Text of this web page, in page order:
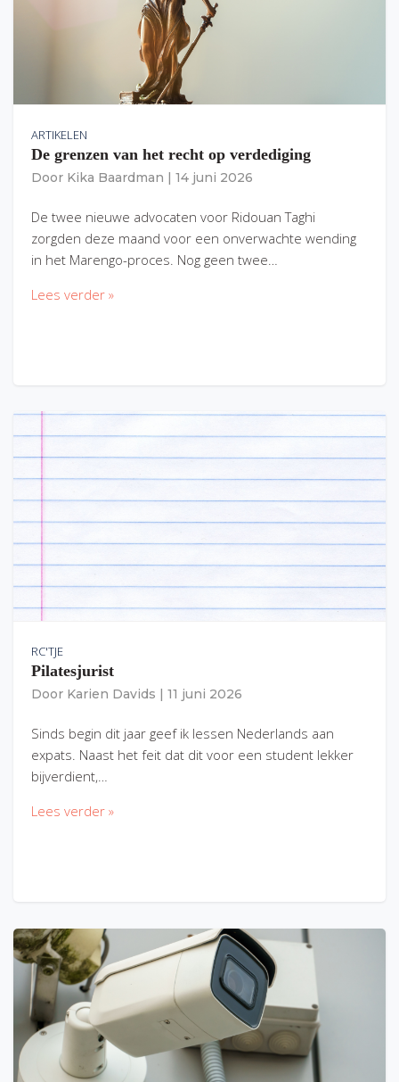
ARTIKELEN
De grenzen van het recht op verdediging
Door Kika Baardman 14 juni 2026
De twee nieuwe advocaten voor Ridouan Taghi
zorgden deze maand voor een onverwachte wending
in het Marengo-proces. Nog geen twee…
Lees verder »
RC'TJE
Pilatesjurist
Door Karien Davids 11 juni 2026
Sinds begin dit jaar geef ik lessen Nederlands aan
expats. Naast het feit dat dit voor een student lekker
bijverdient,…
Lees verder »